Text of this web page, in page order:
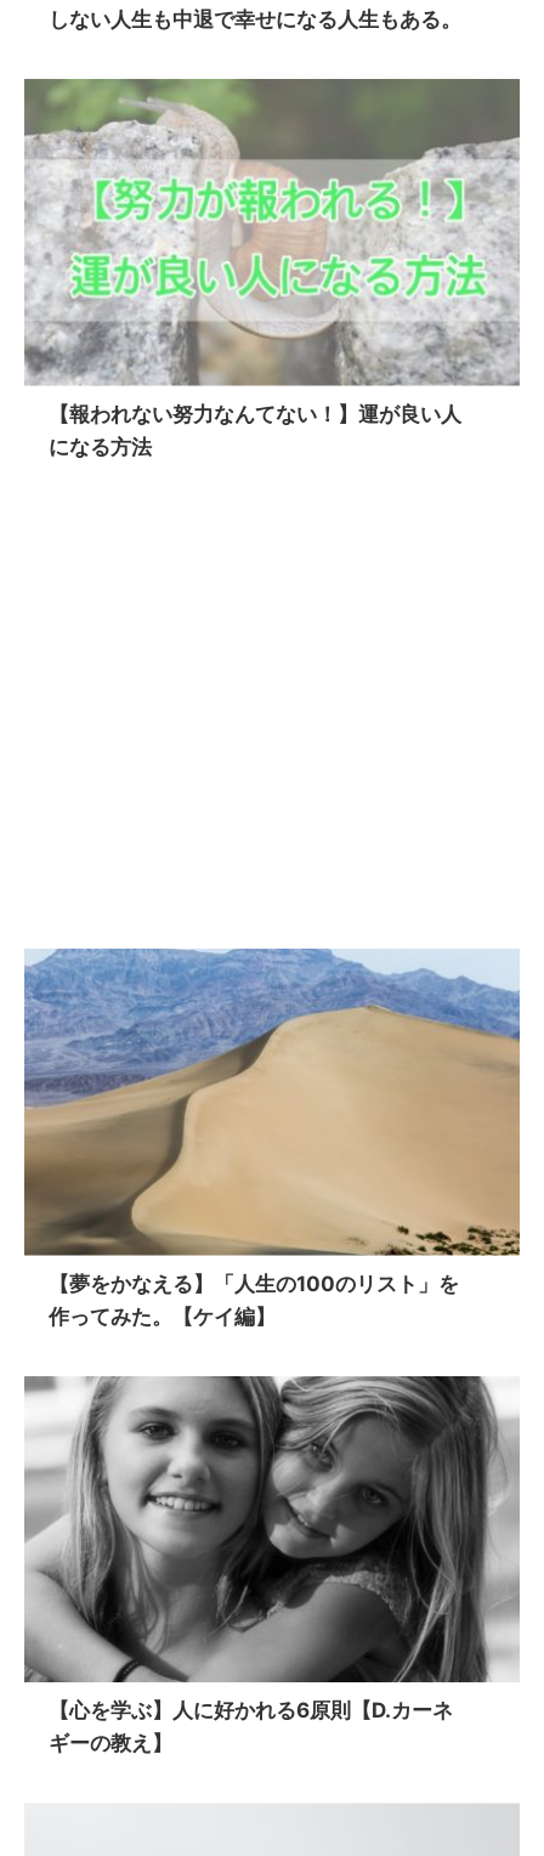
しない人生も中退で幸せになる人生もある。
【報われない努力なんてない！】運が良い人
になる方法
【夢をかなえる】「人生の100のリスト」を
作ってみた。【ケイ編】
【心を学ぶ】人に好かれる6原則【D.カーネ
ギーの教え】